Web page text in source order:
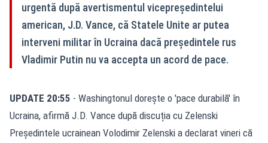
urgentă după avertismentul vicepreședintelui
american, J.D. Vance, că Statele Unite ar putea
interveni militar în Ucraina dacă președintele rus
Vladimir Putin nu va accepta un acord de pace.
UPDATE 20:55 - Washingtonul dorește o 'pace durabilă' în
Ucraina, afirmă J.D. Vance după discuția cu Zelenski
Președintele ucrainean Volodimir Zelenski a declarat vineri că